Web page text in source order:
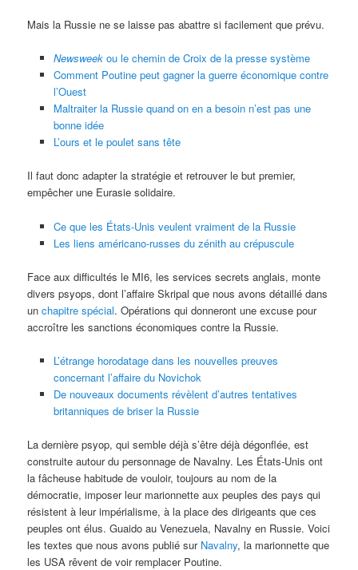
Mais la Russie ne se laisse pas abattre si facilement que prévu.
Newsweekou le chemin de Croix de la presse système
Comment Poutine peut gagner la guerre économique contre
l’Ouest
Maltraiter la Russie quand on en a besoin n’est pas une
bonne idée
L’ours et le poulet sans tête
Il faut donc adapter la stratégie et retrouver le but premier,
empêcher une Eurasie solidaire.
Ce que les États-Unis veulent vraiment de la Russie
Les liens américano-russes du zénith au crépuscule
Face aux difficultés le MI6, les services secrets anglais, monte
divers psyops, dont l’affaire Skripal que nous avons détaillé dans
unchapitre spécial. Opérations qui donneront une excuse pour
accroître les sanctions économiques contre la Russie.
L’étrange horodatage dans les nouvelles preuves
concernant l’affaire du Novichok
De nouveaux documents révèlent d’autres tentatives
britanniques de briser la Russie
La dernière psyop, qui semble déjà s’être déjà dégonflée, est
construite autour du personnage de Navalny. Les États-Unis ont
la fâcheuse habitude de vouloir, toujours au nom de la
démocratie, imposer leur marionnette aux peuples des pays qui
résistent à leur impérialisme, à la place des dirigeants que ces
peuples ont élus. Guaido au Venezuela, Navalny en Russie. Voici
les textes que nous avons publié sur Navalny, la marionnette que
les USA rêvent de voir remplacer Poutine.